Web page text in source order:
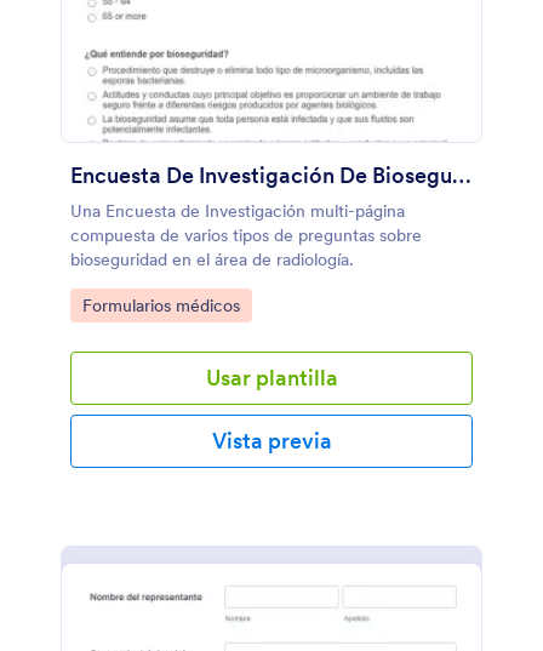
Encuesta De Investigación De Bioseguridad
Una Encuesta de Investigación multi-página
compuesta de varios tipos de preguntas sobre
bioseguridad en el área de radiología.
Go to Category:
Formularios médicos
Usar plantilla
Vista previa